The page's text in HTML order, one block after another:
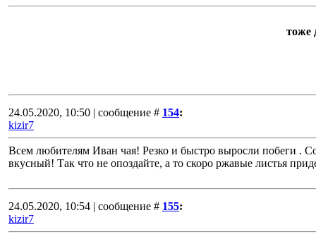
тоже
24.05.2020, 10:50 | сообщение # 154:
kizir7
Всем любителям Иван чая! Резко и быстро выросли побеги .
вкусный! Так что не опоздайте, а то скоро ржавые листья
24.05.2020, 10:54 | сообщение # 155:
kizir7